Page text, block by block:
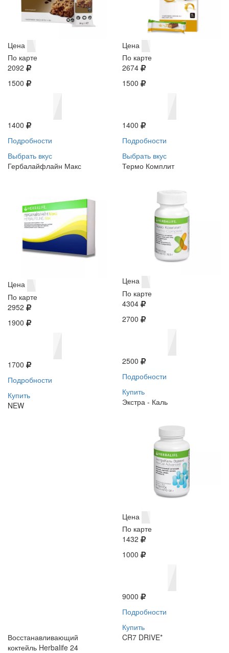
Цена
По карте
2092
1500
1400
Подробности
Выбрать вкус
Цена
По карте
2674
1500
1400
Подробности
Выбрать вкус
Гербалайфлайн Макс
Цена
По карте
2952
1900
1700
Подробности
Купить
NEW
Термо Комплит
Цена
По карте
4304
2700
2500
Подробности
Купить
Экстра - Каль
Цена
По карте
1432
1000
9000
Подробности
Купить
Восстанавливающий
коктейль Herbalife 24
CR7 DRIVE*